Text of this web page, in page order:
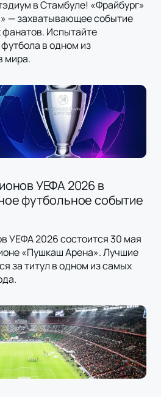
в Стамбуле! «Фрайбург»
— захватывающее событие
Испытайте
в одном из
мира.
УЕФА 2026 в
футбольное событие
УЕФА 2026 состоится 30 мая
«Пушкаш Арена». Лучшие
за титул в одном из самых